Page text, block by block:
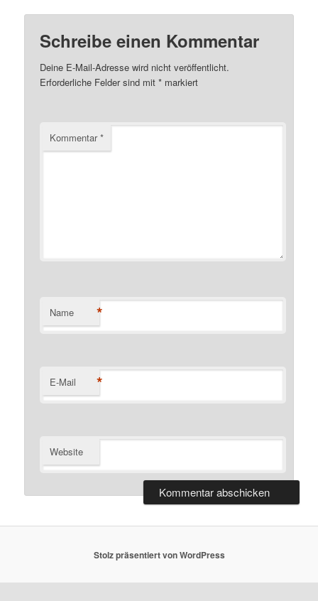
Schreibe einen Kommentar
Deine E-Mail-Adresse wird nicht veröffentlicht.
Erforderliche Felder sind mit* markiert
Kommentar*
Name *
E-Mail *
Website
Stolz präsentiert von WordPress